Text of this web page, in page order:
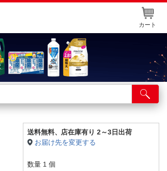
カート
送料無料、 店在庫有り 2～3日出荷
お届け先を変更する
数量 1 個